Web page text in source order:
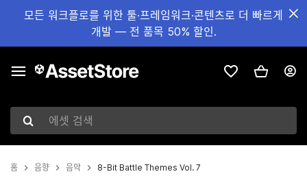
모든 워크플로를 위한 툴·프레임워크·콘텐츠로 더 빠르게
개발 — 전 품목 50% 할인.
에셋 검색
홈 음향 음악 8-Bit Battle Themes Vol. 7